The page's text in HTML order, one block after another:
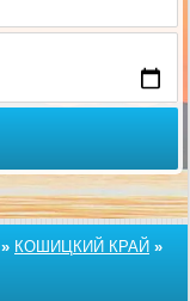
» КОШИЦКИЙ КРАЙ »